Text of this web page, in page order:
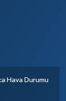
Hava Durumu